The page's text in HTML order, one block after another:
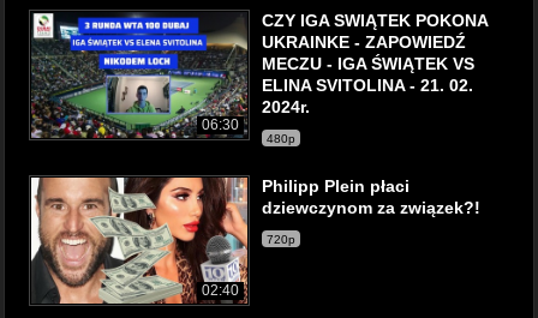
06:30
CZY IGA SWIĄTEK POKONA
UKRAINKE - ZAPOWIEDŹ
MECZU - IGA ŚWIĄTEK VS
ELINA SVITOLINA - 21. 02.
2024r.
480p
02:40
Philipp Plein płaci
dziewczynom za związek?!
720p